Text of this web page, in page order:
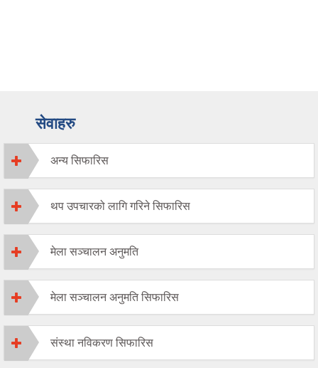
सेवाहरु
अन्य सिफारिस
थप उपचारको लागि गरिने सिफारिस
मेला सञ्चालन अनुमति
मेला सञ्चालन अनुमति सिफारिस
संस्था नविकरण सिफारिस